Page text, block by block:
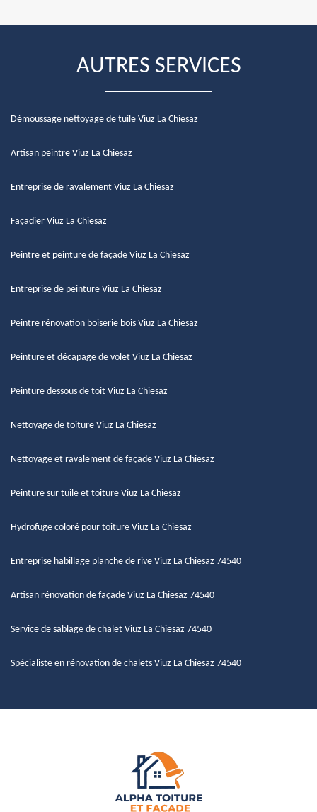
AUTRES SERVICES
Démoussage nettoyage de tuile Viuz La Chiesaz
Artisan peintre Viuz La Chiesaz
Entreprise de ravalement Viuz La Chiesaz
Façadier Viuz La Chiesaz
Peintre et peinture de façade Viuz La Chiesaz
Entreprise de peinture Viuz La Chiesaz
Peintre rénovation boiserie bois Viuz La Chiesaz
Peinture et décapage de volet Viuz La Chiesaz
Peinture dessous de toit Viuz La Chiesaz
Nettoyage de toiture Viuz La Chiesaz
Nettoyage et ravalement de façade Viuz La Chiesaz
Peinture sur tuile et toiture Viuz La Chiesaz
Hydrofuge coloré pour toiture Viuz La Chiesaz
Entreprise habillage planche de rive Viuz La Chiesaz 74540
Artisan rénovation de façade Viuz La Chiesaz 74540
Service de sablage de chalet Viuz La Chiesaz 74540
Spécialiste en rénovation de chalets Viuz La Chiesaz 74540